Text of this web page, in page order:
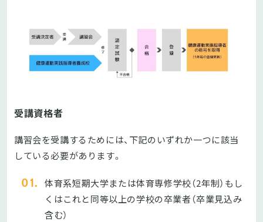
受講資格者
講習会を受講するためには、下記のいずれか一つに該当
している必要があります。
体育系短期大学または体育専修学校（2年制）もし
くはこれと同等以上の学校の卒業者（卒業見込み
含む）